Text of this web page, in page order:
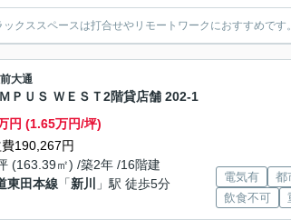
ススペースは打合せやリモートワークにおすすめです
大通
ＰＵＳ ＷＥＳＴ2階貸店舗 202-1
円 (1.65万円/坪)
190,267円
(163.39㎡) /築2年 /16階建
東田本線 「新川 」駅 徒歩5分 電気有 都
飲食不可